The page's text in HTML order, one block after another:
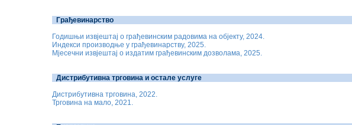
Грађевинарство
Годишњи извјештај о грађевинским радовима на објекту, 2024.
Индекси производње у грађевинарству, 2025.
Мјесечни извјештај о издатим грађевинским дозволама, 2025.
Дистрибутивна трговина и остале услуге
Дистрибутивна трговина, 2022.
Трговина на мало, 2021.